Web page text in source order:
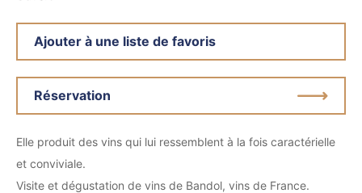
Ajouter à une liste de favoris
Réservation
Elle produit des vins qui lui ressemblent à la fois caractérielle
et conviviale.
Visite et dégustation de vins de Bandol, vins de France.